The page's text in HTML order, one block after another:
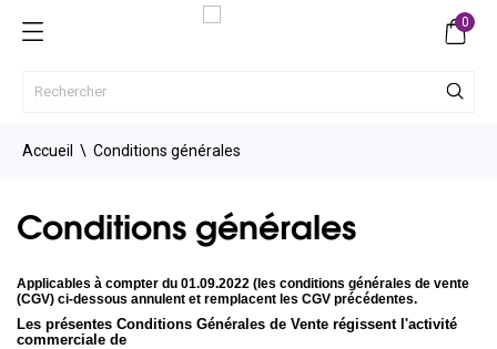
0
Accueil Conditions générales
Conditions générales
Applicables à compter du 01.09.2022 (les conditions générales de vente
(CGV) ci-dessous annulent et remplacent les CGV précédentes.
Les présentes Conditions Générales de Vente régissent l'activité
commerciale de